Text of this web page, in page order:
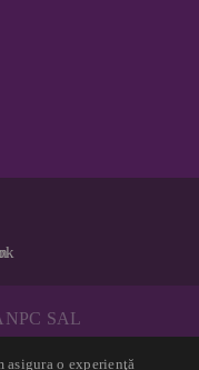
asigura o experienţă